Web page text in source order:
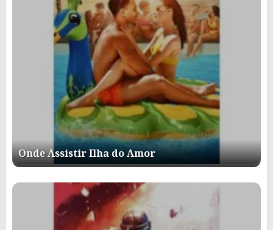
Onde Assistir Ilha do Amor